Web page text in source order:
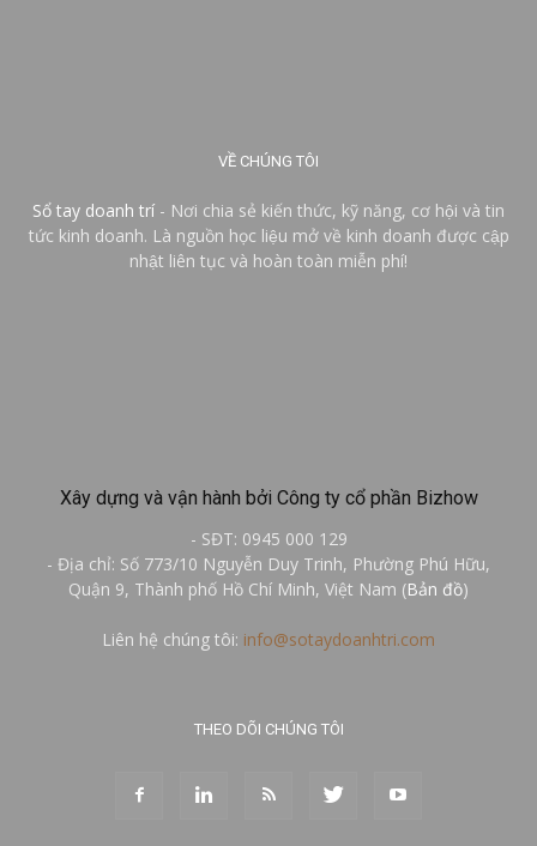
VỀ CHÚNG TÔI
Sổ tay doanh trí - Nơi chia sẻ kiến thức, kỹ năng, cơ hội và tin
tức kinh doanh. Là nguồn học liệu mở về kinh doanh được cập
nhật liên tục và hoàn toàn miễn phí!
Xây dựng và vận hành bởi Công ty cổ phần Bizhow
- SĐT: 0945 000 129
- Địa chỉ: Số 773/10 Nguyễn Duy Trinh, Phường Phú Hữu,
Quận 9, Thành phố Hồ Chí Minh, Việt Nam (Bản đồ)
Liên hệ chúng tôi: info@sotaydoanhtri.com
THEO DÕI CHÚNG TÔI